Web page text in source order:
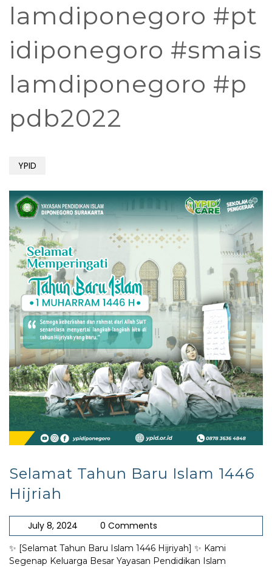
lamdiponegoro #pt
idiponegoro #smais
lamdiponegoro #p
pdb2022
YPID
Selamat Tahun Baru Islam 1446
Hijriah
July 8, 2024 0 Comments
✨ [Selamat Tahun Baru Islam 1446 Hijriyah] ✨ Kami
Segenap Keluarga Besar Yayasan Pendidikan Islam